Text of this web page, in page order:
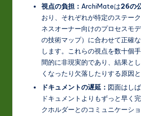
視点の負担： ArchiMateは26の
おり、それぞれが特定のステー
ネスオーナー向けのプロセスモ
の技術マップ）に合わせて正確
します。これらの視点を数十個
間的に非現実的であり、結果と
くなったり欠落したりする原因と
ドキュメントの遅延： 図面はし
ドキュメントよりもずっと早く
クホルダーとのコミュニケーシ